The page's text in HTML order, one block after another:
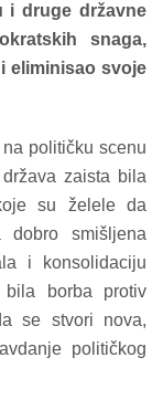
i druge državne
snaga,
eliminisao svoje
političku scenu
zaista bila
su želele da
smišljena
i konsolidaciju
borba protiv
se stvori nova,
političkog